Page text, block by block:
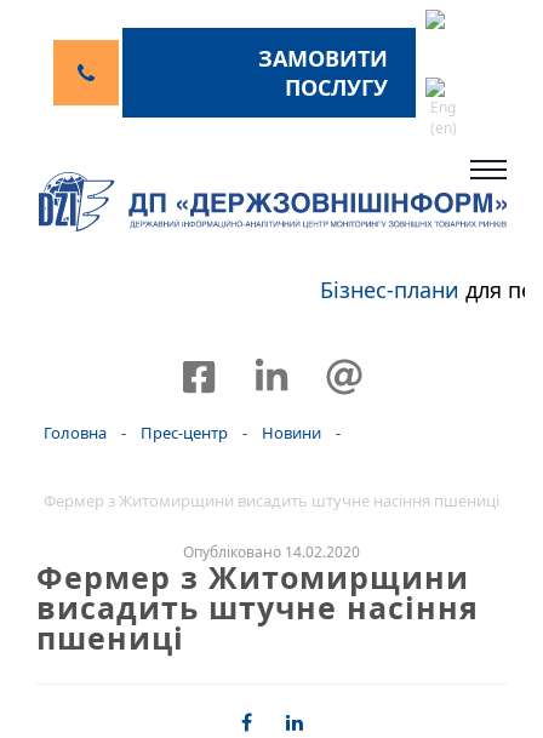
ЗАМОВИТИ
ПОСЛУГУ
Бізнес-планидля
Головна - Прес-центр - Новини -
Фермер з Житомирщини висадить штучне насіння пшениці
Опубліковано 14.02.2020
Фермер з Житомирщини
висадить штучне насіння
пшениці